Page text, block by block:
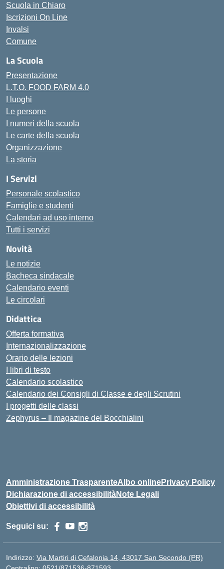
Scuola in Chiaro
Iscrizioni On Line
Invalsi
Comune
La Scuola
Presentazione
L.T.O. FOOD FARM 4.0
I luoghi
Le persone
I numeri della scuola
Le carte della scuola
Organizzazione
La storia
I Servizi
Personale scolastico
Famiglie e studenti
Calendari ad uso interno
Tutti i servizi
Novità
Le notizie
Bacheca sindacale
Calendario eventi
Le circolari
Didattica
Offerta formativa
Internazionalizzazione
Orario delle lezioni
I libri di testo
Calendario scolastico
Calendario dei Consigli di Classe e degli Scrutini
I progetti delle classi
Zephyrus – Il magazine del Bocchialini
Amministrazione TrasparenteAlbo onlinePrivacy Policy
Dichiarazione di accessibilitàNote Legali
Obiettivi di accessibilità
Seguici su:
Indirizzo: Via Martiri di Cefalonia 14, 43017 San Secondo (PR)